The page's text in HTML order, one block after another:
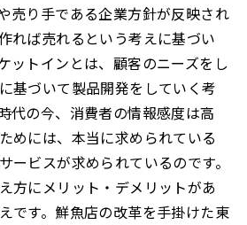
売り手である企業方針が反映され
れば売れるという考えに基づい
ットインとは、顧客のニーズをし
基づいて製品開発をしていく考
代の今、消費者の情報感度は高
めには、本当に求められている
ービスが求められているのです。
方にメリット・デメリットがあ
です。鮮魚店の改革を手掛けた東